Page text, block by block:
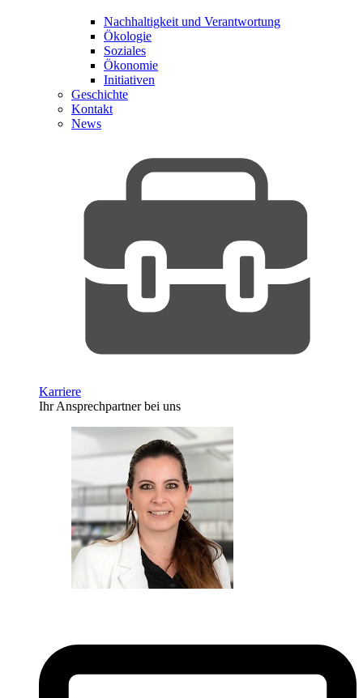
Nachhaltigkeit und Verantwortung
Ökologie
Soziales
Ökonomie
Initiativen
Geschichte
Kontakt
News
Karriere
Ihr Ansprechpartner bei uns